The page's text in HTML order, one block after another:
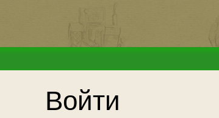
Войти